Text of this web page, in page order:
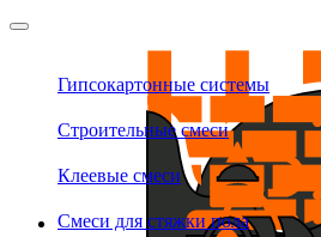
Гипсокартонные системы
Строительные смеси
Клеевые смеси
Смеси для стяжки пола